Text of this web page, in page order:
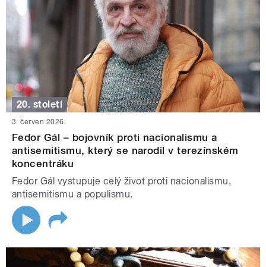
20. století
3. červen 2026
Fedor Gál – bojovník proti nacionalismu a
antisemitismu, který se narodil v terezínském
koncentráku
Fedor Gál vystupuje celý život proti nacionalismu,
antisemitismu a populismu.